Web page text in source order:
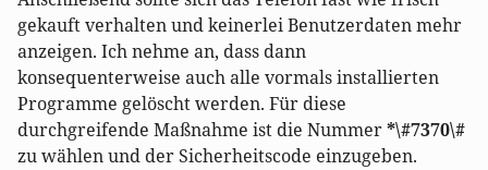
gekauft verhalten und keinerlei Benutzerdaten mehr
anzeigen. Ich nehme an, dass dann
konsequenterweise auch alle vormals installierten
Programme gelöscht werden. Für diese
durchgreifende Maßnahme ist die Nummer*\#7370\#
zu wählen und der Sicherheitscode einzugeben.